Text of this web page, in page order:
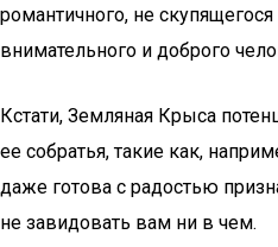
романтичного, не
внимательного и доброго
Кстати, Земляная Крыса
ее собратья, такие как,
даже готова с радостью
не завидовать вам ни в чем.